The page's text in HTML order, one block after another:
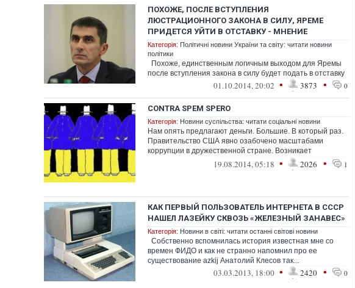
ПОХОЖЕ, ПОСЛЕ ВСТУПЛЕНИЯ
ЛЮСТРАЦИОННОГО ЗАКОНА В СИЛУ, ЯРЕМЕ
ПРИДЕТСЯ УЙТИ В ОТСТАВКУ - МНЕНИЕ
Категорія: Політичні новини України та світу: читати новини
політики
Похоже, единственным логичным выходом для Яремы
после вступления закона в силу будет подать в отставку
01.10.2014, 20:02 • 3873 • 0
CONTRA SPEM SPERO
Категорія: Новини суспільства: читати соціальні новини
Нам опять предлагают деньги. Большие. В который раз.
Правительство США явно озабочено масштабами
коррупции в дружественной стране. Возникает
19.08.2014, 05:18 • 2026 • 1
КАК ПЕРВЫЙ ПОЛЬЗОВАТЕЛЬ ИНТЕРНЕТА В СССР
НАШЕЛ ЛАЗЕЙКУ СКВОЗЬ «ЖЕЛЕЗНЫЙ ЗАНАВЕС»
Категорія: Новини в світі: читати останні світові новини
Собственно вспомнилась история известная мне со
времен ФИДО и как не странно напомнил про ее
существование azkij Анатолий Клесов так...
03.03.2013, 18:00 • 2420 • 0